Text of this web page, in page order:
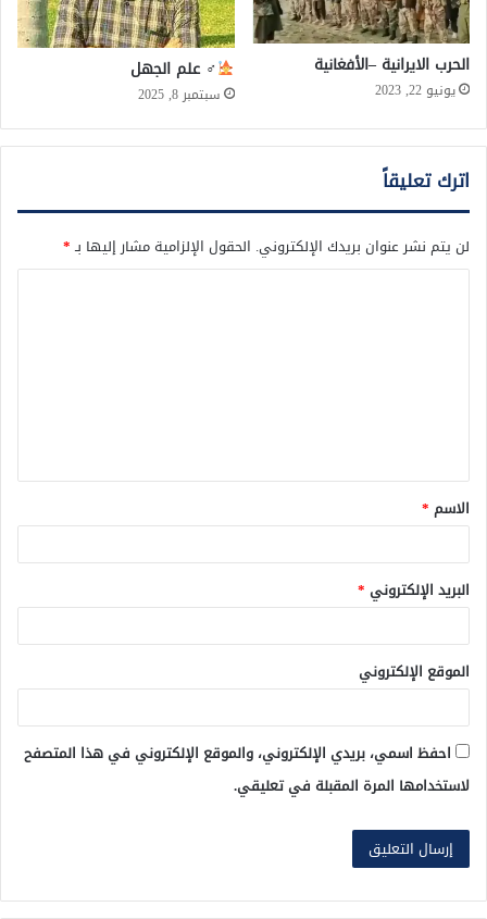
الحرب الايرانية –الأفغانية
يونيو 22, 2023
‍♂ علم الجهل
سبتمبر 8, 2025
اترك تعليقاً
لن يتم نشر عنوان بريدك الإلكتروني. الحقول الإلزامية مشار إليها بـ*
ق
*
الاسم *
البريد الإلكتروني *
الموقع الإلكتروني
احفظ اسمي، بريدي الإلكتروني، والموقع الإلكتروني في هذا المتصفح
لاستخدامها المرة المقبلة في تعليقي.